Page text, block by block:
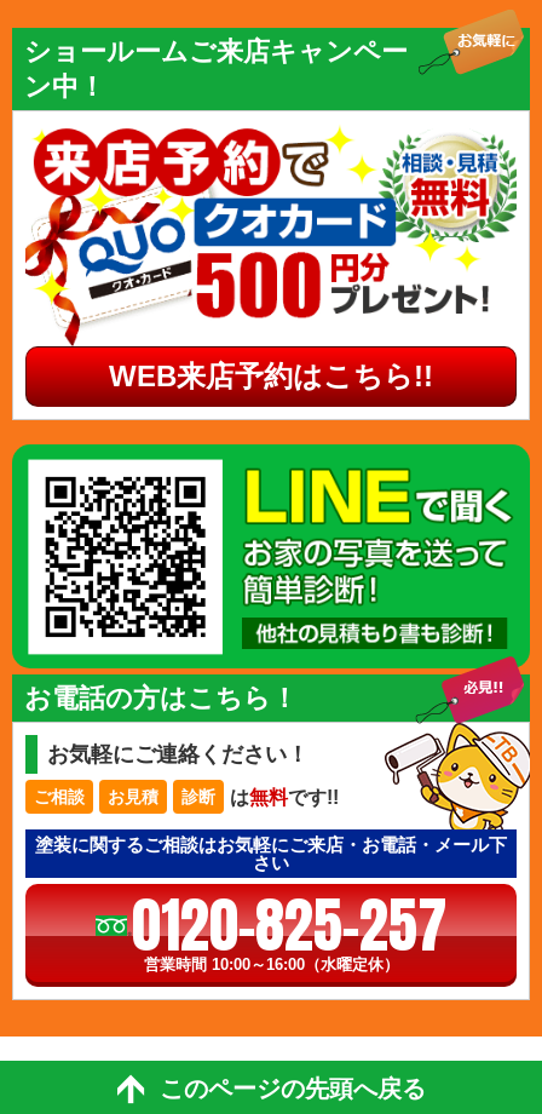
ショールームご来店キャンペー
ン中！
WEB来店予約はこちら!!
お電話の方はこちら！
お気軽にご連絡ください！
ご相談 お見積 診断 は無料です!!
塗装に関するご相談はお気軽にご来店・お電話・メール下
さい
0120-825-257
営業時間 10:00～16:00（水曜定休）
このページの先頭へ戻る